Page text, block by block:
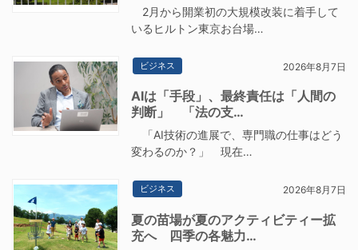
2月から開業初の大規模改装に着手して
いるヒルトン東京お台場…
ビジネス 2026年8月7日
AIは「手段」、最終責任は「人間の
判断」 「法の支…
「AI技術の進展で、専門職の仕事はどう
変わるのか？」 現在…
ビジネス 2026年8月7日
夏の苗場が夏のアクティビティー拡
充へ 四季の各魅力…